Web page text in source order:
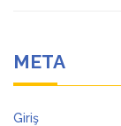
META
Giriş